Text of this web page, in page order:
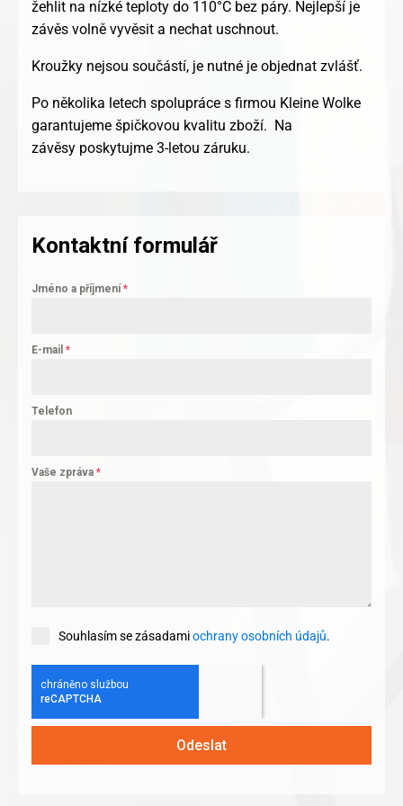
žehlit na nízké teploty do 110°C bez páry. Nejlepší je
závěs volně vyvěsit a nechat uschnout.
Kroužky nejsou součástí, je nutné je objednat zvlášť.
Po několika letech spolupráce s firmou Kleine Wolke
garantujeme špičkovou kvalitu zboží. Na
závěsy poskytujme 3-letou záruku.
Kontaktní formulář
Jméno a příjmení*
E-mail *
Telefon
Vaše zpráva *
Souhlasím se zásadamiochrany osobních údajů.
Odeslat